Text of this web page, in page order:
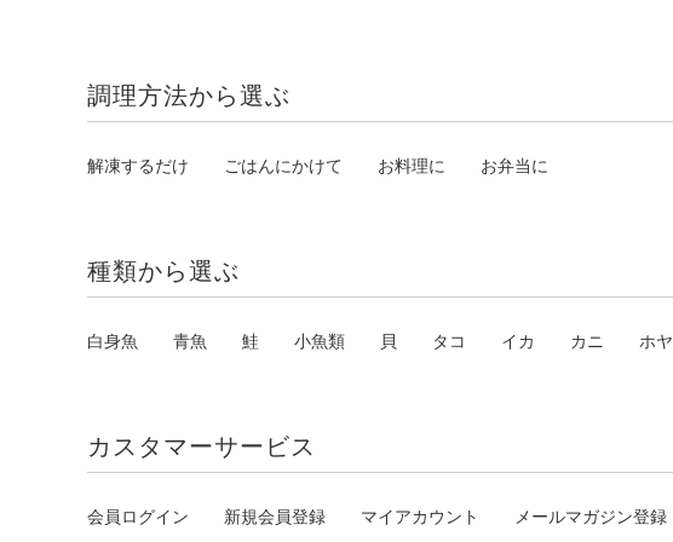
調理方法から選ぶ
解凍するだけ ごはんにかけて お料理に お弁当に
種類から選ぶ
白身魚 青魚 鮭 小魚類 貝 タコ イカ カニ ホヤ
カスタマーサービス
会員ログイン 新規会員登録 マイアカウント メールマガジン登録